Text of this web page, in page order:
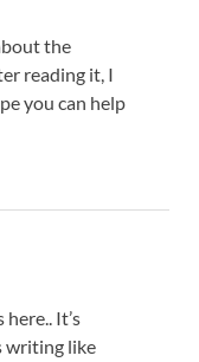
the
reading it, I
you can help
It’s
writing like